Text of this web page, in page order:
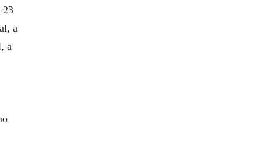
23
a
a